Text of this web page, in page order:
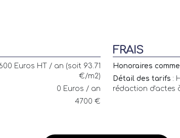
Euros HT / an (soit 93.71
€/m2)
0 Euros / an
4700 €
FRAIS
Honoraires
Détail des tarifs :
rédaction d'actes